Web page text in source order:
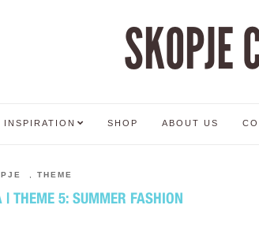
SKOPJE
INSPIRATION SHOP ABOUT US
THEME
5: SUMMER FASHION